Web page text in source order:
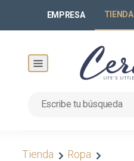
EMPRESA TIENDA
Tienda Ropa